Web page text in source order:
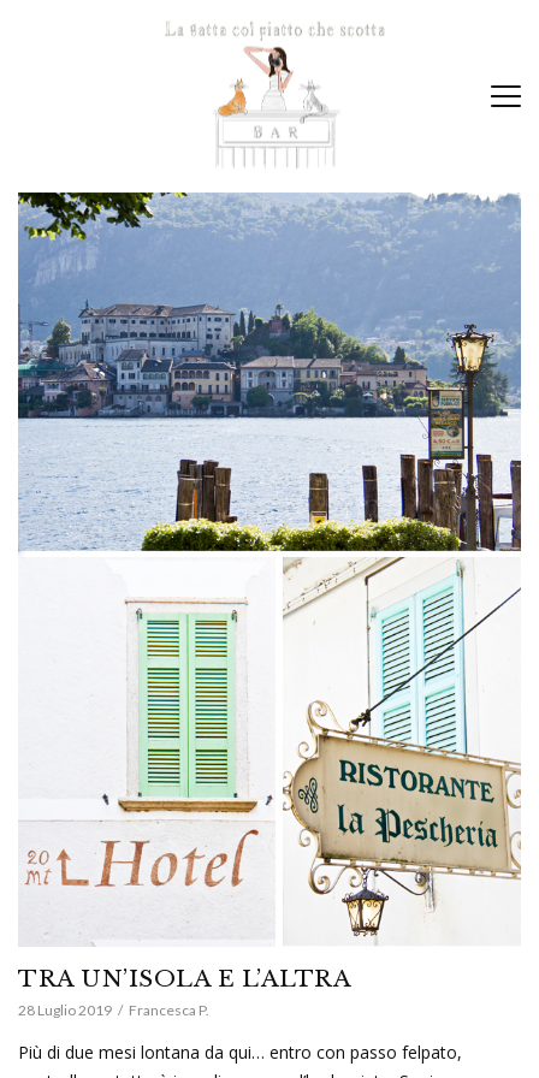
TRA UN’ISOLA E L’ALTRA
28 Luglio 2019 Francesca P.
Più di due mesi lontana da qui… entro con passo felpato,